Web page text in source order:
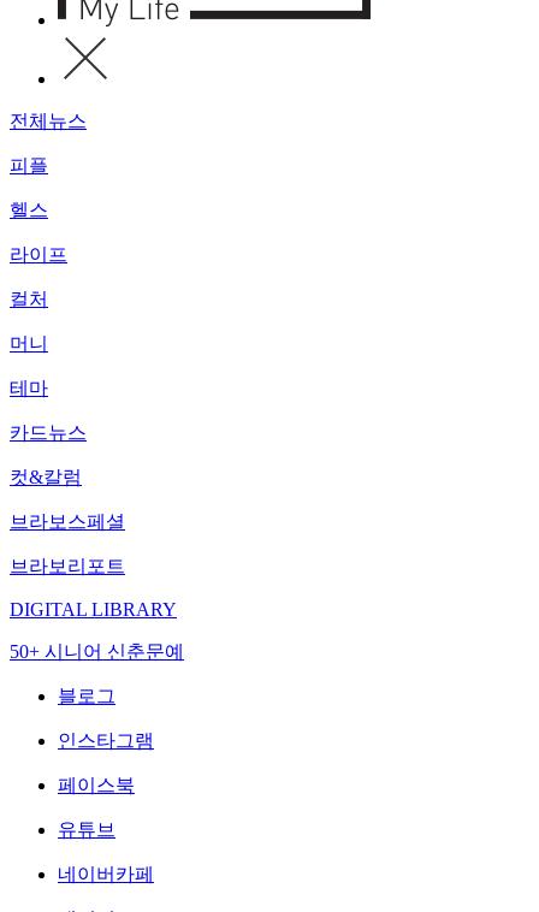
전체뉴스
피플
헬스
라이프
컬처
머니
테마
카드뉴스
컷&칼럼
브라보스페셜
브라보리포트
DIGITAL LIBRARY
50+ 시니어 신춘문예
블로그
인스타그램
페이스북
유튜브
네이버카페